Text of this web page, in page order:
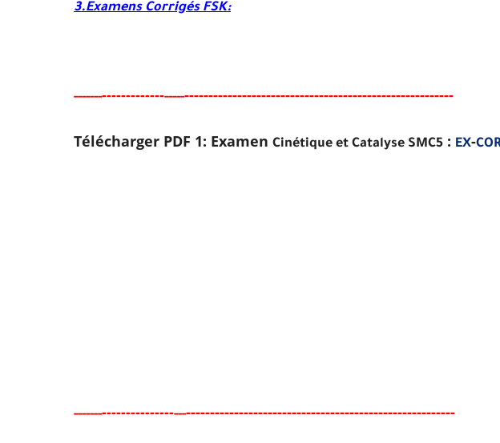
3.Examens Corrigés FSK:
---------------------------------------------------------------------------------
Télécharger PDF 1: Examen Cinétique et Catalyse SMC5 : EX-
---------------------------------------------------------------------------------